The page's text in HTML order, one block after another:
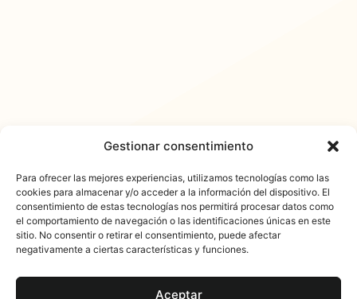
Gestionar consentimiento
Para ofrecer las mejores experiencias, utilizamos tecnologías como las
cookies para almacenar y/o acceder a la información del dispositivo. El
consentimiento de estas tecnologías nos permitirá procesar datos como
el comportamiento de navegación o las identificaciones únicas en este
sitio. No consentir o retirar el consentimiento, puede afectar
negativamente a ciertas características y funciones.
Aceptar
𐓏FlashActual